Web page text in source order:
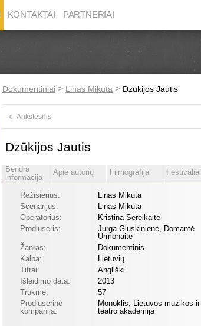
KONTAKTAI PARTNERIAI
Dokumentiniai > Linas Mikuta > Dzūkijos Jautis
Ankstesnis
Dzūkijos Jautis
Bendra
informacija
Apie autorių Filmografija Festivaliai
Režisierius:
Linas Mikuta
Scenarijus:
Linas Mikuta
Operatorius:
Kristina Sereikaitė
Prodiuseris:
Jurga Gluskinienė, Domantė
Urmonaitė
Žanras:
Dokumentinis
Kalba:
Lietuvių
Titrai:
Angliški
Išleidimo data:
2013
Trukmė:
57
Prodiuserinė
kompanija:
Monoklis, Lietuvos muzikos ir
teatro akademija